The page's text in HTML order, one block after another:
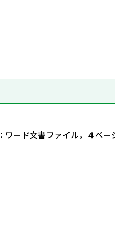
ワード文書ファイル，４ペー